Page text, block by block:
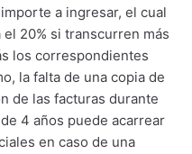
a ingresar, el cual
20% si transcurren más
los correspondientes
la falta de una copia de
de las facturas durante
4 años puede acarrear
en caso de una